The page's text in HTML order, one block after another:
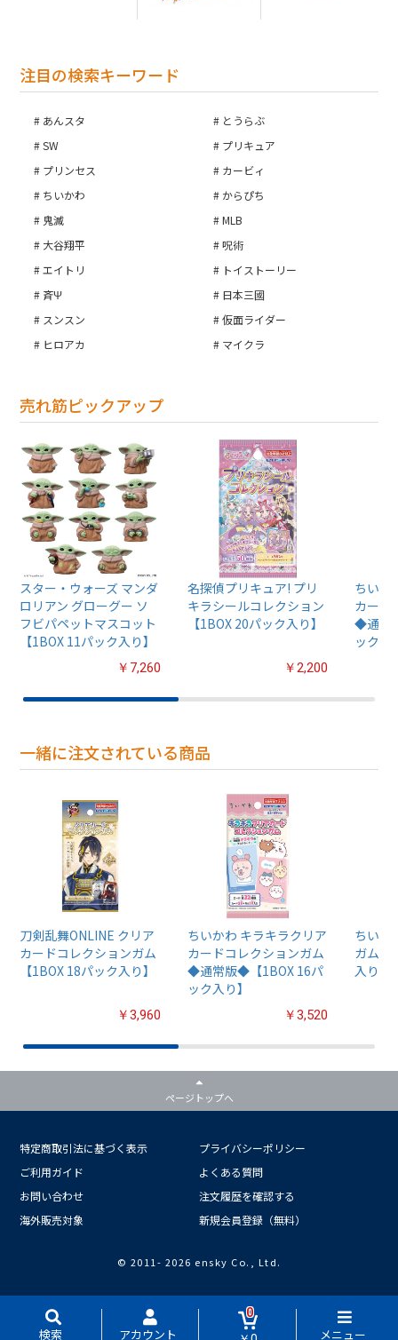
注目の検索キーワード
あんスタ
とうらぶ
SW
プリキュア
プリンセス
カービィ
ちいかわ
からぴち
鬼滅
MLB
大谷翔平
呪術
エイトリ
トイストーリー
斉Ψ
日本三國
スンスン
仮面ライダー
ヒロアカ
マイクラ
売れ筋ピックアップ
スター・ウォーズ マンダ
ロリアン グローグー ソ
フビパペットマスコット
【1BOX 11パック入り】
￥7,260
名探偵プリキュア! プリ
キラシールコレクション
【1BOX 20パック入り】
￥2,200
ちいか
カード
◆通常
ック入
一緒に注文されている商品
刀剣乱舞ONLINE クリア
カードコレクションガム
【1BOX 18パック入り】
￥3,960
ちいかわ キラキラクリア
カードコレクションガム
◆通常版◆【1BOX 16パ
ック入り】
￥3,520
ちいか
ガム4
入り】
検索 アカウント
0
メニュー
ページトップへ
特定商取引法に基づく表示
プライバシーポリシー
ご利用ガイド
よくある質問
お問い合わせ
注文履歴を確認する
海外販売対象
新規会員登録（無料）
© 2011- 2026 ensky Co., Ltd.